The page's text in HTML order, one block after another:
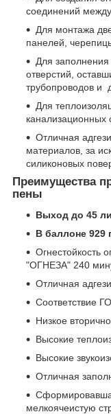
соединений
Для монтажа
панелей,
Для заполнения
отверстий,
трубопроводов и
Для
канализационных
Отличная
материалов, за
силиконовых
Преимущества
пены
Выход до 45
В баллоне 929
Огнестойкость
"ОГНЕЗА" 240
Отличная
Соответствие
Низкое
Высокие
Высокие
Отличная
мелкоячеистую